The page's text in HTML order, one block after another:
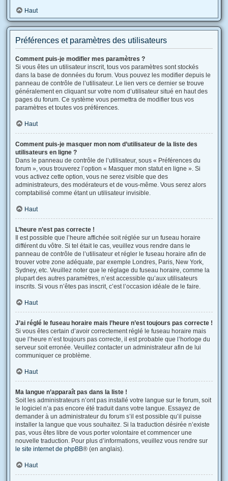
Haut
Préférences et paramètres des utilisateurs
Comment puis-je modifier mes paramètres ?
Si vous êtes un utilisateur inscrit, tous vos paramètres sont stockés
dans la base de données du forum. Vous pouvez les modifier depuis le
panneau de contrôle de l’utilisateur. Le lien vers ce dernier se trouve
généralement en cliquant sur votre nom d’utilisateur situé en haut des
pages du forum. Ce système vous permettra de modifier tous vos
paramètres et toutes vos préférences.
Haut
Comment puis-je masquer mon nom d’utilisateur de la liste des
utilisateurs en ligne ?
Dans le panneau de contrôle de l’utilisateur, sous « Préférences du
forum », vous trouverez l’option « Masquer mon statut en ligne ». Si
vous activez cette option, vous ne serez visible que des
administrateurs, des modérateurs et de vous-même. Vous serez alors
comptabilisé comme étant un utilisateur invisible.
Haut
L’heure n’est pas correcte !
Il est possible que l’heure affichée soit réglée sur un fuseau horaire
différent du vôtre. Si tel était le cas, veuillez vous rendre dans le
panneau de contrôle de l’utilisateur et régler le fuseau horaire afin de
trouver votre zone adéquate, par exemple Londres, Paris, New York,
Sydney, etc. Veuillez noter que le réglage du fuseau horaire, comme la
plupart des autres paramètres, n’est accessible qu’aux utilisateurs
inscrits. Si vous n’êtes pas inscrit, c’est l’occasion idéale de le faire.
Haut
J’ai réglé le fuseau horaire mais l’heure n’est toujours pas correcte !
Si vous êtes certain d’avoir correctement réglé le fuseau horaire mais
que l’heure n’est toujours pas correcte, il est probable que l’horloge du
serveur soit erronée. Veuillez contacter un administrateur afin de lui
communiquer ce problème.
Haut
Ma langue n’apparaît pas dans la liste !
Soit les administrateurs n’ont pas installé votre langue sur le forum, soit
le logiciel n’a pas encore été traduit dans votre langue. Essayez de
demander à un administrateur du forum s’il est possible qu’il puisse
installer la langue que vous souhaitez. Si la traduction désirée n’existe
pas, vous êtes libre de vous porter volontaire et commencer une
nouvelle traduction. Pour plus d’informations, veuillez vous rendre sur
le site internet de phpBB® (en anglais).
Haut